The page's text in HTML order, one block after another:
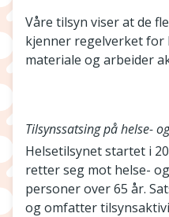
Våre tilsyn viser at de
kjenner regelverket
materiale og arbeider
Tilsynssatsing på helse-
Helsetilsynet startet i
retter seg mot helse-
personer over 65 år.
og omfatter